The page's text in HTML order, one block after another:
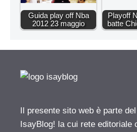
Guida play off Nba
2012 23 maggio
Playoff
batte
Il presente sito web è parte
IsayBlog! la cui rete editoriale